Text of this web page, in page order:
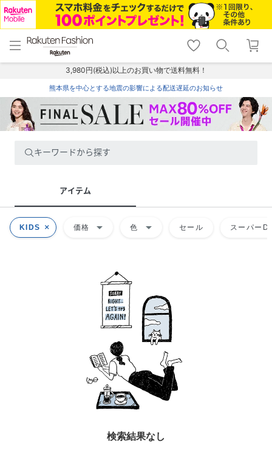
menu home
トップ
shopping_cart lock_outline
ログイン
3,980円(税込)以上のお買い物で送料無料！
熊本県を中心とする地震の影響による配送遅延のお知らせ
キーワードから探す
アイテム
KIDS 価格 arrow_drop_down 色 arrow_drop_down セール スーパー
検索結果なし